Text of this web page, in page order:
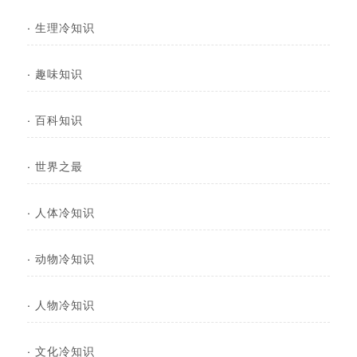
· 生理冷知识
· 趣味知识
· 百科知识
· 世界之最
· 人体冷知识
· 动物冷知识
· 人物冷知识
· 文化冷知识